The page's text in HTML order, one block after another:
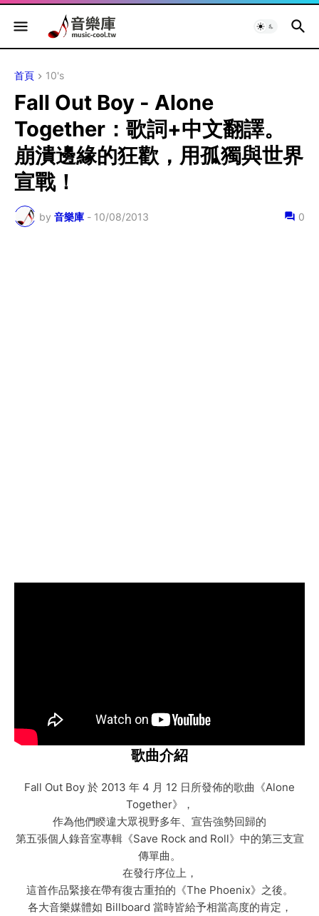
首頁 10's
Fall Out Boy - Alone
Together：歌詞+中文翻譯。
崩潰邊緣的狂歡，用孤獨與世界
宣戰！
by 音樂庫 - 10/08/2013 0
歌曲介紹
Fall Out Boy 於 2013 年 4 月 12 日所發佈的歌曲《Alone
Together》，
作為他們睽違大眾視野多年、宣告強勢回歸的
第五張個人錄音室專輯《Save Rock and Roll》中的第三支宣
傳單曲。
在發行序位上，
這首作品緊接在帶有復古重拍的《The Phoenix》之後。
各大音樂媒體如 Billboard 當時皆給予相當高度的肯定，